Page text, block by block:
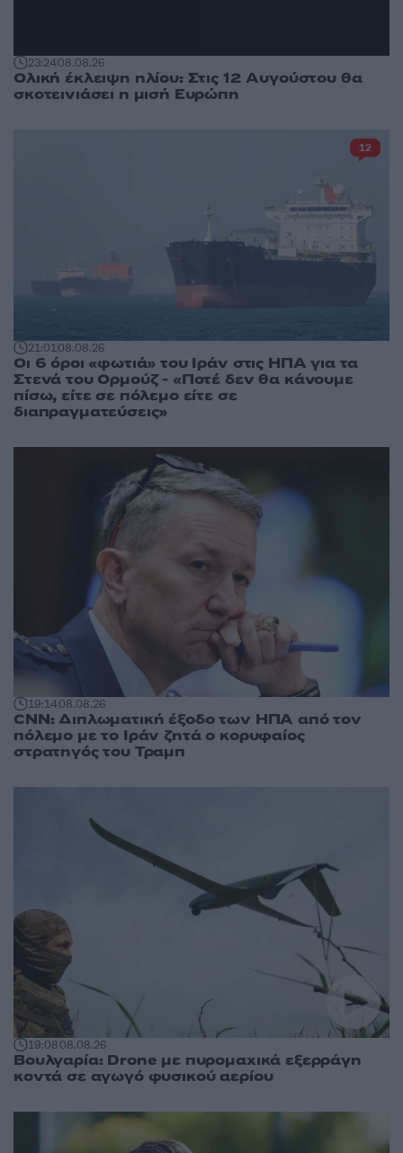
23:2408.08.26
Ολική έκλειψη ηλίου: Στις 12 Αυγούστου θα
σκοτεινιάσει η μισή Ευρώπη
21:0108.08.26
Οι 6 όροι «φωτιά» του Ιράν στις ΗΠΑ για τα
Στενά του Ορμούζ - «Ποτέ δεν θα κάνουμε
πίσω, είτε σε πόλεμο είτε σε
διαπραγματεύσεις»
12
19:1408.08.26
CNN: Διπλωματική έξοδο των ΗΠΑ από τον
πόλεμο με το Ιράν ζητά ο κορυφαίος
στρατηγός του Τραμπ
19:0808.08.26
Βουλγαρία: Drone με πυρομαχικά εξερράγη
κοντά σε αγωγό φυσικού αερίου